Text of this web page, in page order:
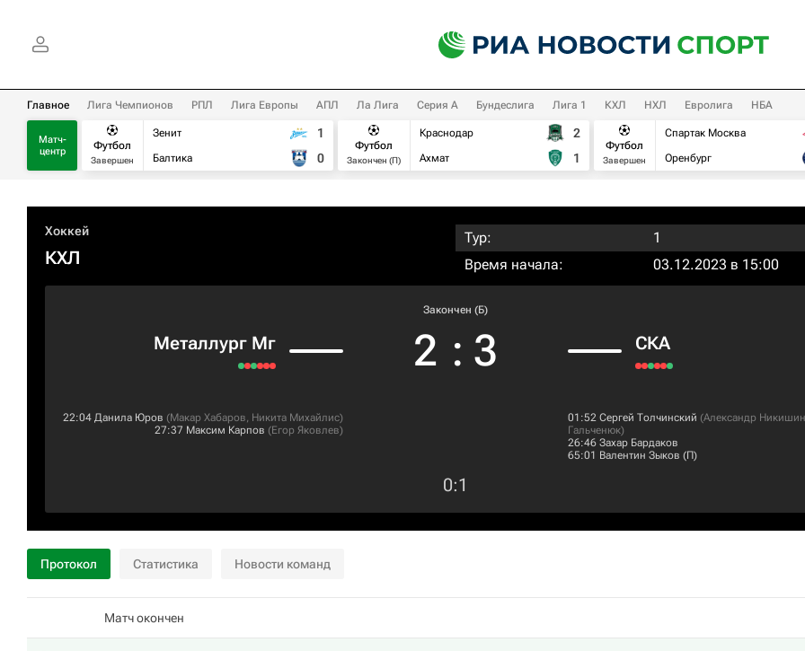
Главное Лига Чемпионов РПЛ Лига Европы АПЛ Ла Лига Серия А Бундеслига Лига 1 КХЛ НХЛ Евролига НБА
Матч-
центр
Футбол
Завершен
Зенит
Балтика
1
0
Футбол
Закончен (П)
Краснодар
Ахмат
2
1
Футбол
Завершен
Спартак Москва
Оренбург
Хоккей
КХЛ
Тур:
1
Время начала:
03.12.2023 в 15:00
Металлург Мг
Закончен (Б)
2 : 3 СКА
22:04 Данила Юров (Макар Хабаров, Никита Михайлис)
27:37 Максим Карпов (Егор Яковлев)
01:52 Сергей Толчинский (Александр Никишин
Гальченюк)
26:46 Захар Бардаков
65:01 Валентин Зыков (П)
0:1
Протокол Статистика Новости команд
Матч окончен